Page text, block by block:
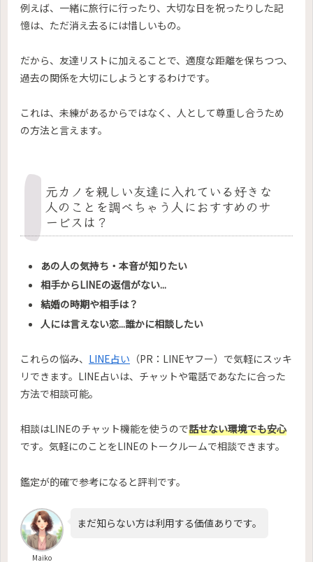
例えば、一緒に旅行に行ったり、大切な日を祝ったりした記
憶は、ただ消え去るには惜しいもの。
だから、友達リストに加えることで、適度な距離を保ちつつ、
過去の関係を大切にしようとするわけです。
これは、未練があるからではなく、人として尊重し合うため
の方法と言えます。
元カノを親しい友達に入れている好きな
人のことを調べちゃう人におすすめのサ
ービスは？
あの人の気持ち・本音が知りたい
相手からLINEの返信がない...
結婚の時期や相手は？
人には言えない恋...誰かに相談したい
これらの悩み、 LINE占い （PR：LINEヤフー）で気軽にスッキ
リできます。LINE占いは、チャットや電話であなたに合った
方法で相談可能。
相談はLINEのチャット機能を使うので話せない環境でも安心
です。気軽にのことをLINEのトークルームで相談できます。
鑑定が的確で参考になると評判です。
Maiko
まだ知らない方は利用する価値ありです。